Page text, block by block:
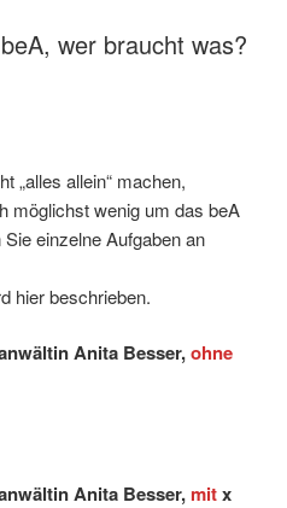
wer braucht was?
„alles allein“ machen,
möglichst wenig um das beA
einzelne Aufgaben an
hier beschrieben.
Anita Besser,ohne
Anita Besser, mitx